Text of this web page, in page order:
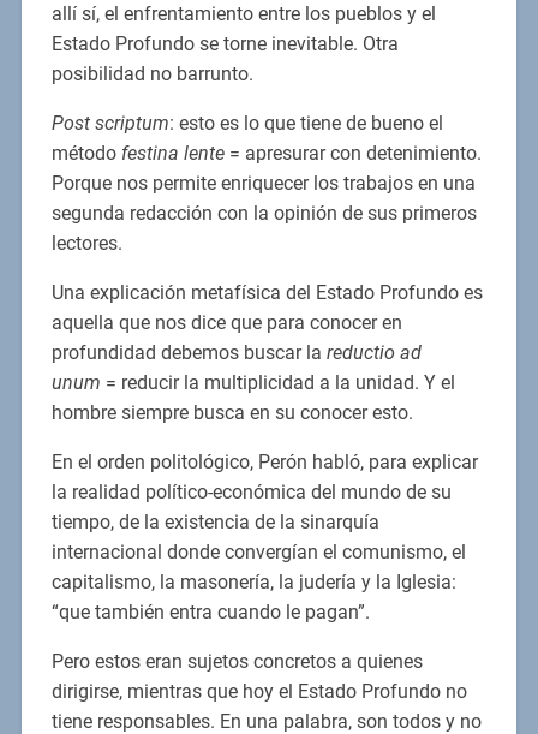
allí sí, el enfrentamiento entre los pueblos y el
Estado Profundo se torne inevitable. Otra
posibilidad no barrunto.
Post scriptum: esto es lo que tiene de bueno el
método festina lente= apresurar con detenimiento.
Porque nos permite enriquecer los trabajos en una
segunda redacción con la opinión de sus primeros
lectores.
Una explicación metafísica del Estado Profundo es
aquella que nos dice que para conocer en
profundidad debemos buscar la reductio ad
unum = reducir la multiplicidad a la unidad. Y el
hombre siempre busca en su conocer esto.
En el orden politológico, Perón habló, para explicar
la realidad político-económica del mundo de su
tiempo, de la existencia de la sinarquía
internacional donde convergían el comunismo, el
capitalismo, la masonería, la judería y la Iglesia:
“que también entra cuando le pagan”.
Pero estos eran sujetos concretos a quienes
dirigirse, mientras que hoy el Estado Profundo no
tiene responsables. En una palabra, son todos y no